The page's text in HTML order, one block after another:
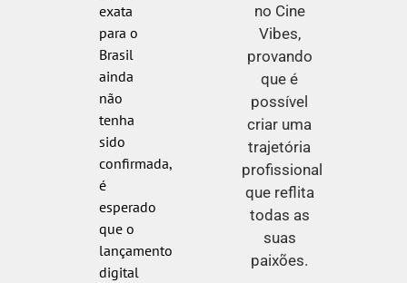
exata
para o
Brasil
ainda
não
tenha
sido
confirmada,
é
esperado
que o
lançamento
digital
no Cine
Vibes,
provando
que é
possível
criar uma
trajetória
profissional
que reflita
todas as
suas
paixões.